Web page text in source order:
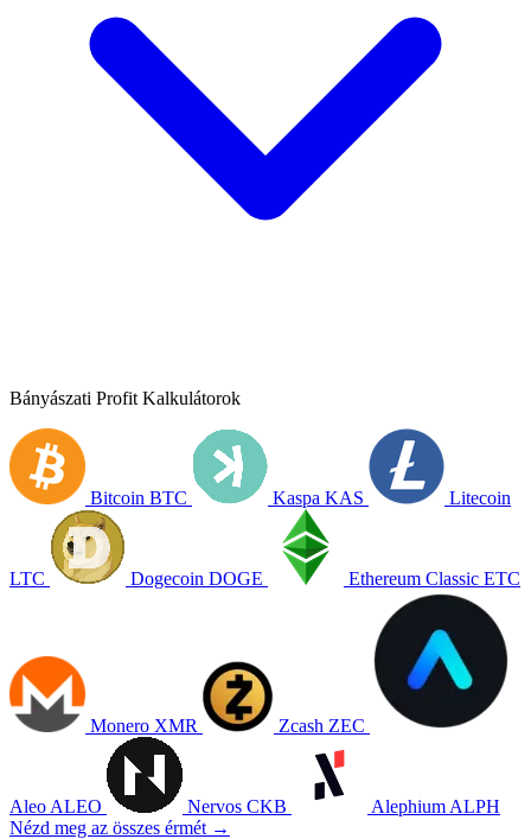
Bányászati Profit Kalkulátorok
Bitcoin BTC Kaspa KAS Litecoin
LTC Dogecoin DOGE Ethereum Classic ETC
Monero XMR Zcash ZEC
Aleo ALEO Nervos CKB Alephium ALPH
Nézd meg az összes érmét →